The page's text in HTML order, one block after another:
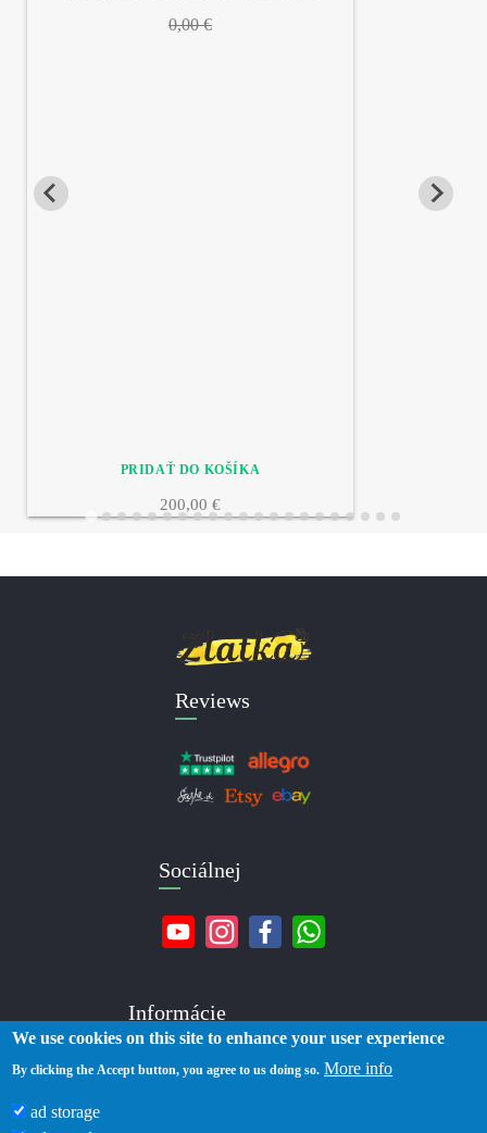
0,00 €
200,00 €
Reviews
Sociálnej
Informácie
O nás
We use cookies on this site to enhance your user experience
By clicking the Accept button, you agree to us doing so. More info
ad storage